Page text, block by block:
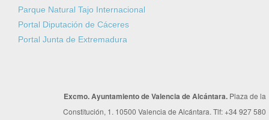
Parque Natural Tajo Internacional
Portal Diputación de Cáceres
Portal Junta de Extremadura
Excmo. Ayuntamiento de Valencia de Alcántara. Plaza de la
Constitución, 1. 10500 Valencia de Alcántara. Tlf: +34 927 580